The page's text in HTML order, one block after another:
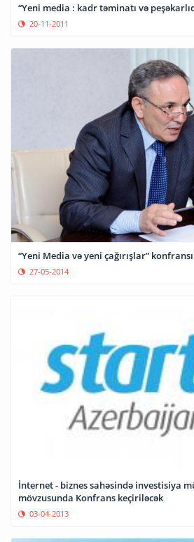
“Yeni media : kadr təminatı və
20-11-2011
“Yeni Media və yeni çağırışlar”
27-05-2014
İnternet - biznes sahəsində investisiya
mövzusunda Konfrans keçiriləcək
03-04-2013